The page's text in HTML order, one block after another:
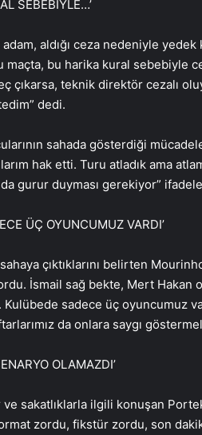
SEBEBİYLE…’
aldığı ceza nedeniyle
bu harika kural sebebiyle
çıkarsa, teknik direktör cezalı
dedi.
sahada gösterdiği
hak etti. Turu atladık ama
da gurur duyması gerekiyor”
ÜÇ OYUNCUMUZ VARDI’
çıktıklarını belirten
İsmail sağ bekte, Mert Hakan
Kulübede sadece üç oyuncumuz
da onlara saygı
OLAMAZDI’
sakatlıklarla ilgili konuşan
zordu, fikstür zordu, son